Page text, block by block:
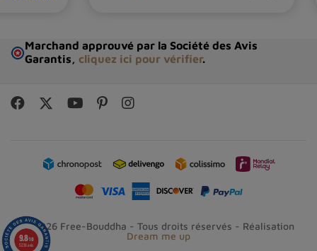
Marchand approuvé par la Société des Avis
Garantis, cliquez ici pour vérifier.
© 2026 Free-Bouddha - Tous droits réservés - Réalisation
Dream me up
9.8/10
5236 avis